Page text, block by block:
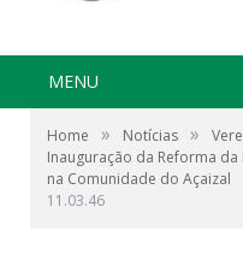
MENU
Home » Notícias »
Inauguração da Reforma da
na Comunidade do Açaizal
11.03.46